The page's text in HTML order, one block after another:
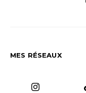
MES RÉSEAUX